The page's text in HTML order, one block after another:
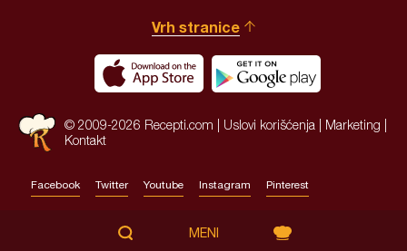
Vrh stranice
© 2009-2026 Recepti.com | Uslovi korišćenja| Marketing
Kontakt
Facebook Twitter Youtube Instagram Pinterest